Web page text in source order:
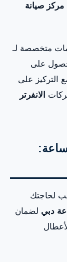
بوش دبي
دبي
في دبي
دبي
مطلق
مركز صيانة
متخصصة لـ
على
التركيز على
الانفرتر
ثلاجات بوش في دبي 24 ساعة:
لحاجتك
لضمان